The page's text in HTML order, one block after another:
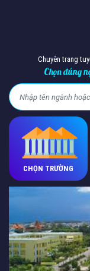
Chuyên trang
Chọn đúng
CHỌN TRƯỜNG